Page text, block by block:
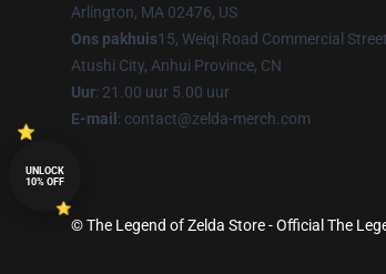
Arlington, MA 02476, US
Ons pakhuis15, Weiqi Road Commercial
Atushi City, Anhui Province, CN
Uur: 21.00 uur 5.00 uur
E-mail : contact@zelda-merch.com
© The Legend of Zelda Store - Official The
UNLOCK
10% OFF